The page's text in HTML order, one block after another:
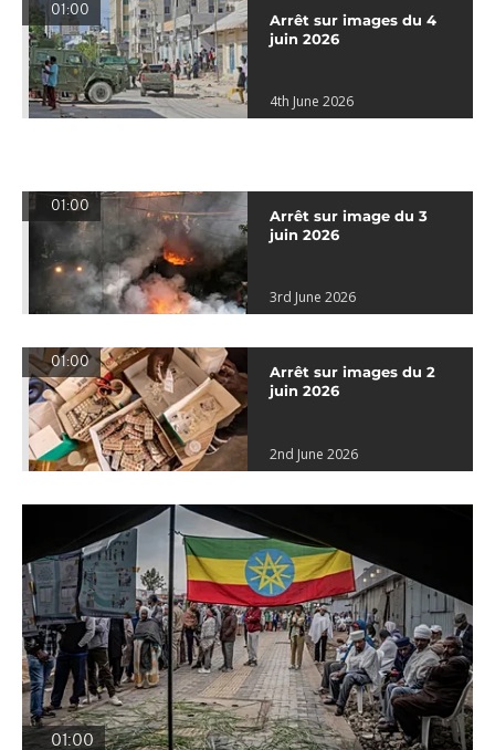
01:00
Arrêt sur images du 4
juin 2026
4th June 2026
01:00
Arrêt sur image du 3
juin 2026
3rd June 2026
01:00
Arrêt sur images du 2
juin 2026
2nd June 2026
01:00